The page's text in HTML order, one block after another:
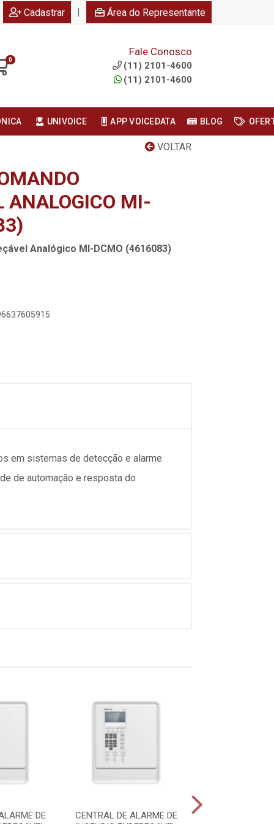
Cadastrar | Área do Representante
0
Fale Conosco
(11) 2101-4600
(11) 2101-4600
UNIVOICE APP VOICEDATA BLOG
VOLTAR
ANALOGICO MI-
Analógico MI-DCMO (4616083)
em sistemas de detecção e alarme
de automação e resposta do
DE
CENTRAL DE ALARME DE